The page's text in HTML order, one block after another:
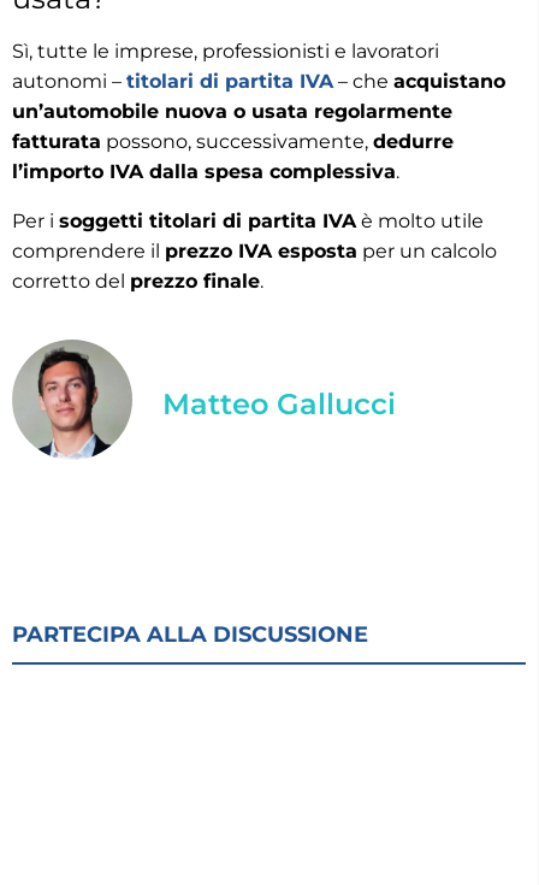
Sì, tutte le imprese, professionisti e lavoratori
autonomi – titolari di partita IVA– che acquistano
un’automobile nuova o usata regolarmente
fatturata possono, successivamente, dedurre
l’importo IVA dalla spesa complessiva.
Per i soggetti titolari di partita IVAè molto utile
comprendere il prezzo IVA esposta per un calcolo
corretto del prezzo finale.
Matteo Gallucci
PARTECIPA ALLA DISCUSSIONE